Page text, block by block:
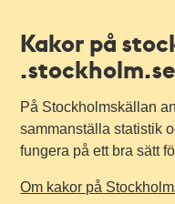
Kakor på
.stockholm.se
På Stockholmskällan
sammanställa statistik
fungera på ett bra sätt
Om kakor på